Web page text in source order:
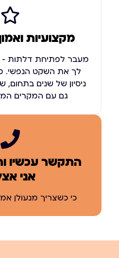
מקצועיות
מעבר לפתיחת דלתות –
לך את השקט הנפשי.
ניסיון של שנים
גם עם המקרים
אני
כי כשצריך מנעולן